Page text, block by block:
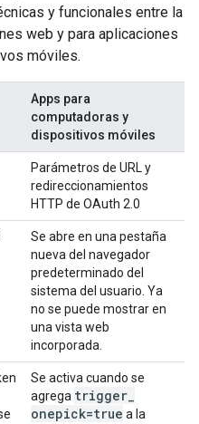
y funcionales entre la
web y para aplicaciones
móviles.
Apps para
computadoras y
dispositivos móviles
Parámetros de URL y
redireccionamientos
HTTP de OAuth 2.0
Se abre en una pestaña
nueva del navegador
predeterminado del
sistema del usuario. Ya
no se puede mostrar en
una vista web
incorporada.
Se activa cuando se
agrega trigger
onepick=true a la